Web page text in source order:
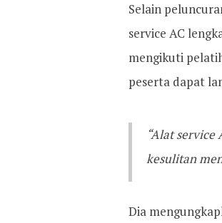
Selain
service AC
mengikuti
peserta dapat
“Alat
kesulitan
Dia